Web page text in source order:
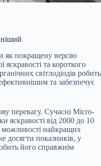
як покращену версію
яскравості та короткого
світлодіодів робить
та забезпечує
перевагу. Сучасні Micro-
яскравості від 2000 до 10
можливості найкращих
показників, у
його справжнім